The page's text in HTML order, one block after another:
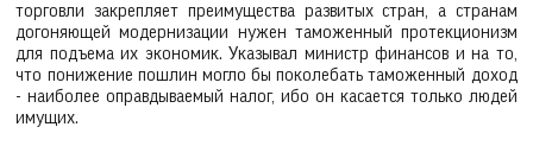
торговли закрепляет преимущества развитых стран, а странам
догоняющей модернизации нужен таможенный протекционизм
для подъема их экономик. Указывал министр финансов и на то,
что понижение пошлин могло бы поколебать таможенный доход
- наиболее оправдываемый налог, ибо он касается только людей
имущих.